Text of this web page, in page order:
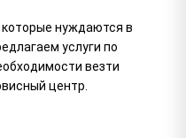
нуждаются в
услуги по
везти
центр.